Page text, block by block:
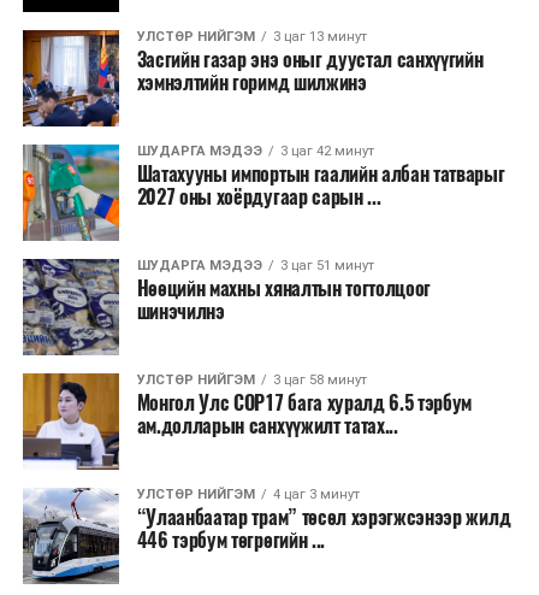
бизнесийн үйл ажиллагаа өргөжих, үл хөдлөх
хөрөнгийн үнэ цэнэ өсөх зэрэг эдийн засгийн эерэг
үр нөлөө үзүүлнэ гэж тооцсон байна.
Трамвай нь цахилгаан эрчим хүчээр ажилладаг тул
ашиглалтын явцад агаар бохирдуулагч бодис шууд
ялгаруулахгүй. Иргэд хувийн автомашинаас их
багтаамжийн нийтийн тээвэрт шилжсэнээр замын
хөдөлгөөний ачаалал, нүүрстөрөгчийн давхар исэл
болон бусад хүлэмжийн хийн ялгарлыг бууруулах ач
холбогдолтой.
Түгжрэлээс үүдэлтэй эдийн засгийн алдагдлыг
тооцоход нэг автомашин өдөрт дунджаар 2.5 цаг
түгжрэлд саатахдаа 3.45 литр шатахууныг үр ашиггүй
зарцуулдаг байна. Ингэснээр нэг жолооч өдөрт
8,238.6 төгрөг, жилд 1.7 сая гаруй төгрөгийн
шатахууны зардлыг зөвхөн түгжрэлд алддаг аж.
“Улаанбаатар трам” төсөл хэрэгжиж, авто замын
ачаалал буурснаар трассын дагуух автомашинуудын
УЛСТӨР НИЙГЭМ 3 цаг 13 минут
Засгийн газар энэ оныг дуустал санхүүгийн
хэмнэлтийн горимд шилжинэ
ШУДАРГА МЭДЭЭ 3 цаг 42 минут
Шатахууны импортын гаалийн албан татварыг
2027 оны хоёрдугаар сарын ...
ШУДАРГА МЭДЭЭ 3 цаг 51 минут
Нөөцийн махны хяналтын тогтолцоог
шинэчилнэ
УЛСТӨР НИЙГЭМ 3 цаг 58 минут
Монгол Улс COP17 бага хуралд 6.5 тэрбум
ам.долларын санхүүжилт татах...
УЛСТӨР НИЙГЭМ 4 цаг 3 минут
“Улаанбаатар трам” төсөл хэрэгжсэнээр жилд
446 тэрбум төгрөгийн ...